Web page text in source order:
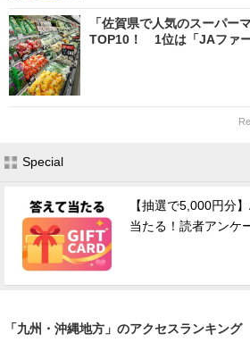
「佐賀県で人気のスーパー
TOP10！ 1位は「JAファ
Special
【抽選で5,000円分
当たる！読者アンケ
「九州・沖縄地方」のアクセスランキング